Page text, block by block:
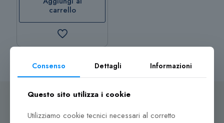
carrello
Consenso Dettagli Informazioni
Questo sito utilizza i cookie
Utilizziamo cookie tecnici necessari al corretto